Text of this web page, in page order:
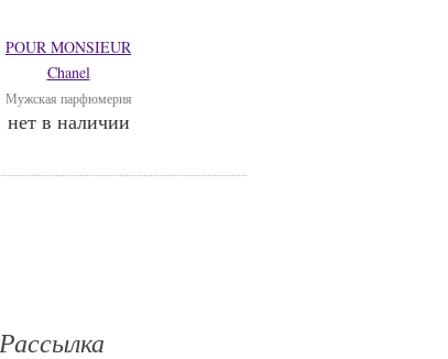
POUR MONSIEUR
Chanel
Мужская парфюмерия
нет в наличии
Рассылка